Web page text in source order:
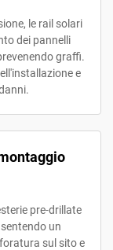
le rail solari
dei pannelli
graffi.
e
pre-drillate
un
sul sito e